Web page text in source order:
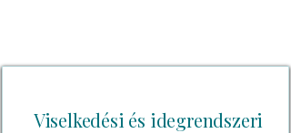
Viselkedési és idegrendszeri